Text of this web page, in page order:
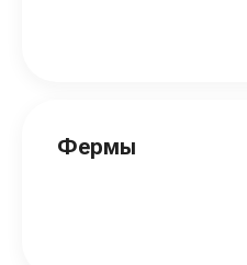
Фермы